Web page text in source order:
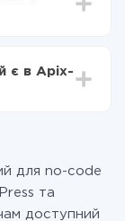
за фактом
через
є в Apix-
для no-code
та
доступний